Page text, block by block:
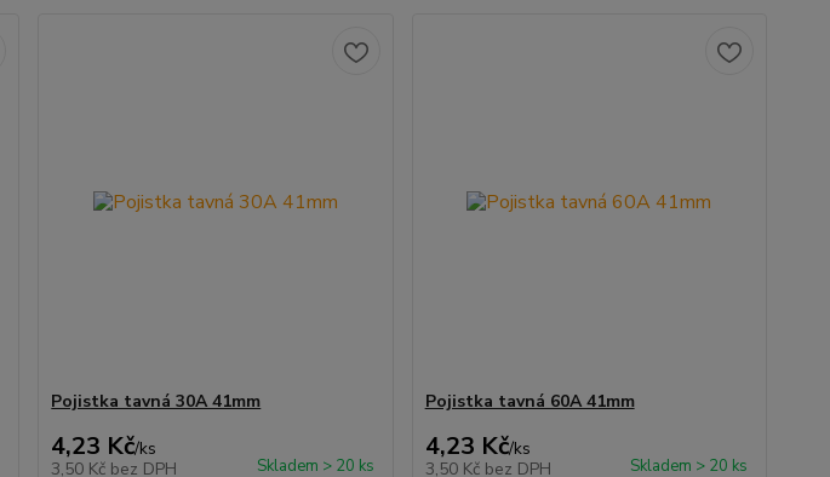
Pojistka tavná 30A 41mm
4,23 Kč/ks
3,50 Kč bez DPH Skladem > 20 ks
Pojistka tavná 60A 41mm
4,23 Kč/ks
3,50 Kč bez DPH Skladem > 20 ks